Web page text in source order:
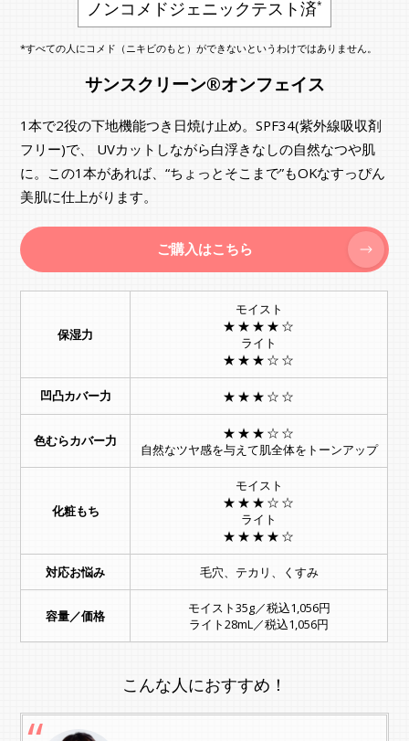
ノンコメドジェニックテスト済*
*すべての人にコメド（ニキビのもと）ができないというわけではありません。
サンスクリーン®オンフェイス
1本で2役の下地機能つき日焼け止め。SPF34(紫外線吸収剤
フリー)で、 UVカットしながら白浮きなしの自然なつや肌
に。この1本があれば、“ちょっとそこまで”もOKなすっぴん
美肌に仕上がります。
ご購入はこちら
保湿力
モイスト
★★★★☆
ライト
★★★☆☆
凹凸カバー力 ★★★☆☆
色むらカバー力 ★★★☆☆
自然なツヤ感を与えて肌全体をトーンアップ
化粧もち
モイスト
★★★☆☆
ライト
★★★★☆
対応お悩み 毛穴、テカリ、くすみ
容量／価格
モイスト35g／税込1,056円
ライト28mL／税込1,056円
こんな人におすすめ！